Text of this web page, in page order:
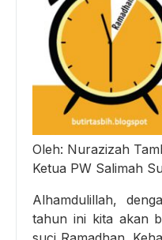
Oleh: Nurazizah
Ketua PW Salimah
Alhamdulillah,
tahun ini kita akan